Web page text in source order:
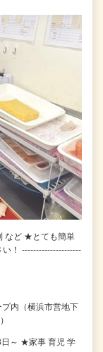
など ★とても簡単
！ ---------------------
内（横浜市営地下
～ ★家事 育児 学